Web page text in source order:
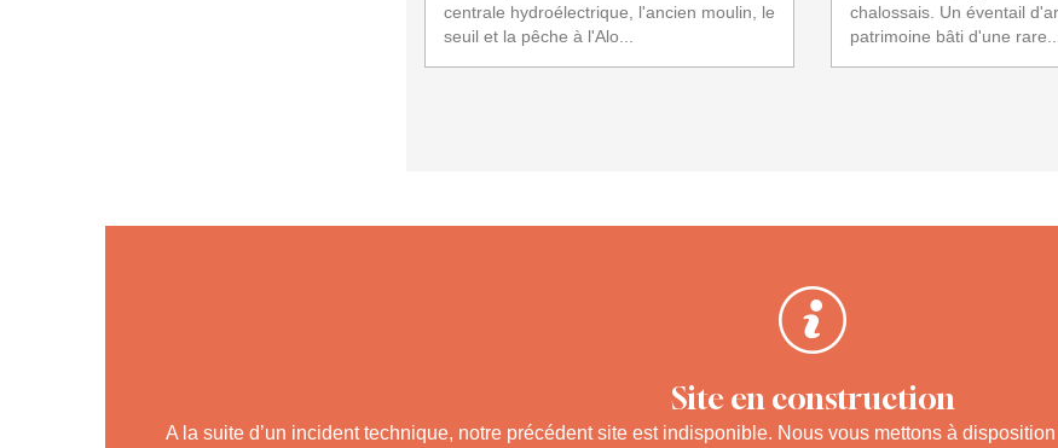
centrale hydroélectrique, l'ancien moulin, le
seuil et la pêche à l'Alo...
chalossais. Un éventail
patrimoine bâti d'une rare...
Site en construction
A la suite d’un incident technique, notre précédent site est indisponible. Nous vous mettons à